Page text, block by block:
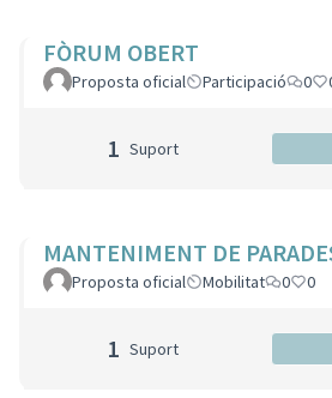
FÒRUM OBERT
Proposta oficial Participació 0
1 Suport
MANTENIMENT DE
Proposta oficial Mobilitat 0 0
1 Suport